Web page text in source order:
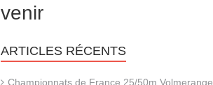
venir
ARTICLES RÉCENTS
Championnats de France 25/50m Volmerange